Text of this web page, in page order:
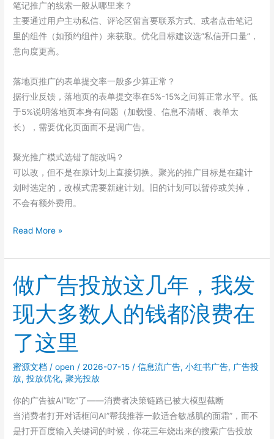
笔记推广的线索一般从哪里来？
主要通过用户主动私信、评论区留言要联系方式、或者点击笔记
里的组件（如预约组件）来获取。优化目标建议选”私信开口量”，
意向度更高。
落地页推广的表单提交率一般多少算正常？
据行业反馈，落地页的表单提交率在5%-15%之间算正常水平。低
于5%说明落地页本身有问题（加载慢、信息不清晰、表单太
长），需要优化页面而不是调广告。
聚光推广模式选错了能改吗？
可以改，但不是在原计划上直接切换。聚光的推广目标是在建计
划时选定的，改模式需要新建计划。旧的计划可以暂停或关掉，
不会有额外费用。
聚
线
索
获
客
选
推
广
模
式，
别
只
看
Read More »
做广告投放这几年，我发
现大多数人的钱都浪费在
了这里
蜜源文档 /open/ 2026-07-15/信息流广告,小红书广告, 广告投
放,投放优化,聚光投放
你的广告被AI”吃”了——消费者决策链路已被大模型截断
当消费者打开对话框问AI”帮我推荐一款适合敏感肌的面霜”，而不
是打开百度输入关键词的时候，你花三年烧出来的搜索广告投放